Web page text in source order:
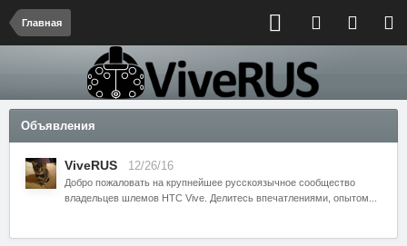
Главная
Объявления
ViveRUS 12/26/16
Добро пожаловать на крупнейшее русскоязычное сообщество
владельцев шлемов HTC Vive. Делитесь впечатлениями, опытом...